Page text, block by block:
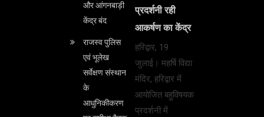
और आंगनबाड़ी
केंद्र बंद
राजस्व पुलिस
एवं भूलेख
सर्वेक्षण संस्थान
के
आधुनिकीकरण
प्रदर्शनी रही
आकर्षण का केंद्र
हरिद्वार, 19
जुलाई। महर्षि विद्या
मंदिर, हरिद्वार में
आयोजित बहुविषयक
प्रदर्शनी में